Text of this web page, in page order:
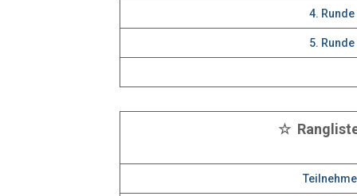
4. Runde
5. Runde
☆